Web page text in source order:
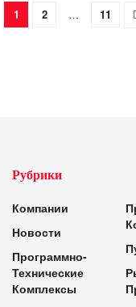
1 2 … 11
Рубрики
Компании
Новости
Программно-
Технические
Комплексы